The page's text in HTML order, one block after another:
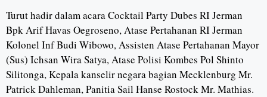
Turut hadir dalam acara Cocktail Party Dubes RI Jerman
Bpk Arif Havas Oegroseno, Atase Pertahanan RI Jerman
Kolonel Inf Budi Wibowo, Assisten Atase Pertahanan Mayor
(Sus) Ichsan Wira Satya, Atase Polisi Kombes Pol Shinto
Silitonga, Kepala kanselir negara bagian Mecklenburg Mr.
Patrick Dahleman, Panitia Sail Hanse Rostock Mr. Mathias.